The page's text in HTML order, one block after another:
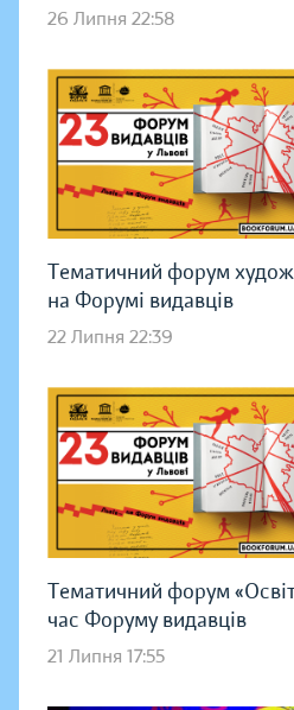
26 Липня 22:58
Тематичний форум
на Форумі видавців
22 Липня 22:39
Тематичний форум
час Форуму видавців
21 Липня 17:55